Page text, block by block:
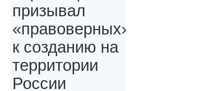
призывал
«правоверных»,
к созданию на
территории
России